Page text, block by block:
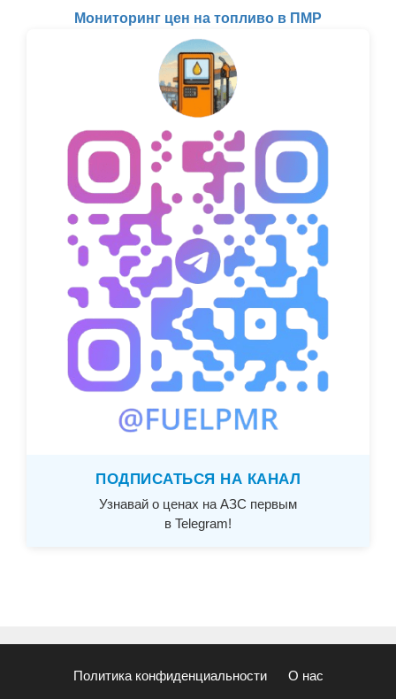
Мониторинг цен на топливо в ПМР
ПОДПИСАТЬСЯ НА КАНАЛ
Узнавай о ценах на АЗС первым
в Telegram!
Политика конфиденциальности О нас